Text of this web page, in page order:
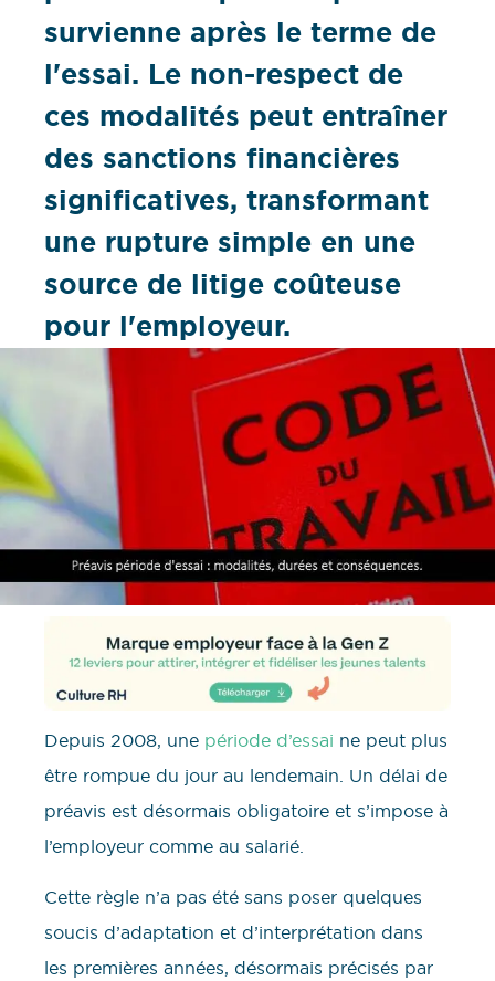
survienne après le terme de
l'essai. Le non-respect de
ces modalités peut entraîner
des sanctions financières
significatives, transformant
une rupture simple en une
source de litige coûteuse
pour l'employeur.
Depuis 2008, une période d’essai ne peut plus
être rompue du jour au lendemain. Un délai de
préavis est désormais obligatoire et s’impose à
l’employeur comme au salarié.
Cette règle n’a pas été sans poser quelques
soucis d’adaptation et d’interprétation dans
les premières années, désormais précisés par